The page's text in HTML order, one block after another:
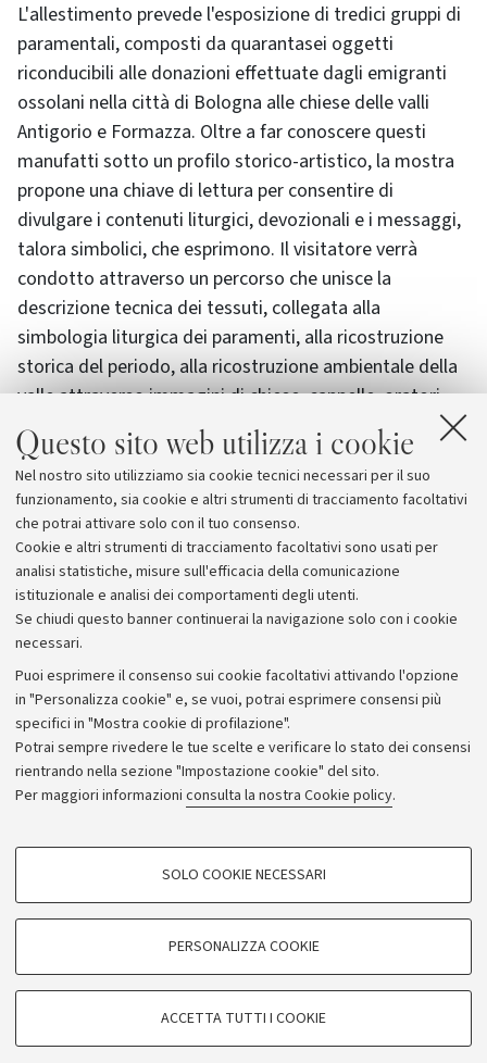
Questo sito web utilizza i cookie
Nel nostro sito utilizziamo sia cookie tecnici necessari per il suo
funzionamento, sia cookie e altri strumenti di tracciamento facoltativi
che potrai attivare solo con il tuo consenso.
Cookie e altri strumenti di tracciamento facoltativi sono usati per
analisi statistiche, misure sull'efficacia della comunicazione
istituzionale e analisi dei comportamenti degli utenti.
Se chiudi questo banner continuerai la navigazione solo con i cookie
necessari.
Puoi esprimere il consenso sui cookie facoltativi attivando l'opzione
in "Personalizza cookie" e, se vuoi, potrai esprimere consensi più
specifici in "Mostra cookie di profilazione".
Potrai sempre rivedere le tue scelte e verificare lo stato dei consensi
rientrando nella sezione "Impostazione cookie" del sito.
Per maggiori informazioni consulta la nostra Cookie policy.
COOKIE DI PROFILAZIONE - FACOLTATIVI
COOKIE TECNICI - NECESSARI
Si tratta di cookie tecnici utilizzati, a titolo esemplificativo, per il corretto
SOLO COOKIE NECESSARI
PERSONALIZZA COOKIE
ACCETTA TUTTI I COOKIE
L'allestimento prevede l'esposizione di tredici gruppi di
paramentali, composti da quarantasei oggetti
riconducibili alle donazioni effettuate dagli emigranti
ossolani nella città di Bologna alle chiese delle valli
Antigorio e Formazza. Oltre a far conoscere questi
manufatti sotto un profilo storico-artistico, la mostra
propone una chiave di lettura per consentire di
divulgare i contenuti liturgici, devozionali e i messaggi,
talora simbolici, che esprimono. Il visitatore verrà
condotto attraverso un percorso che unisce la
descrizione tecnica dei tessuti, collegata alla
simbologia liturgica dei paramenti, alla ricostruzione
storica del periodo, alla ricostruzione ambientale della
valle attraverso immagini di chiese, cappelle, oratori.
Il progetto della mostra è nato nell'ambito del lavoro di
studio e di restauro dei paramenti sacri legati agli
emigranti ossolani, promosso dalla Regione Piemonte
attraverso il Centro per lo studio e la documentazione
delle Società di mutuo soccorso, oggi Fondazione.
Archivio
Comunicati stampa
Redazione
Rassegna stampa
© Copyright 2026 - ALMA MATER STUDIORUM - Università di
Bologna - Via Zamboni, 33 - 40126 Bologna - PI: 01131710376 -
CF: 80007010376
Privacy
Note legali Impostazioni Cookie